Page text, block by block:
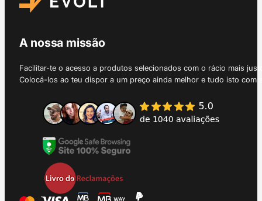
A nossa missão
Facilitar-te o acesso a produtos selecionados com o rácio mais
Colocá-los ao teu dispor a um preço ainda melhor e tudo isto